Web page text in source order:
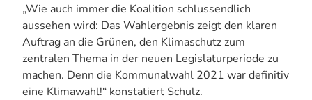
„Wie auch immer die Koalition schlussendlich
aussehen wird: Das Wahlergebnis zeigt den klaren
Auftrag an die Grünen, den Klimaschutz zum
zentralen Thema in der neuen Legislaturperiode zu
machen. Denn die Kommunalwahl 2021 war definitiv
eine Klimawahl!“ konstatiert Schulz.